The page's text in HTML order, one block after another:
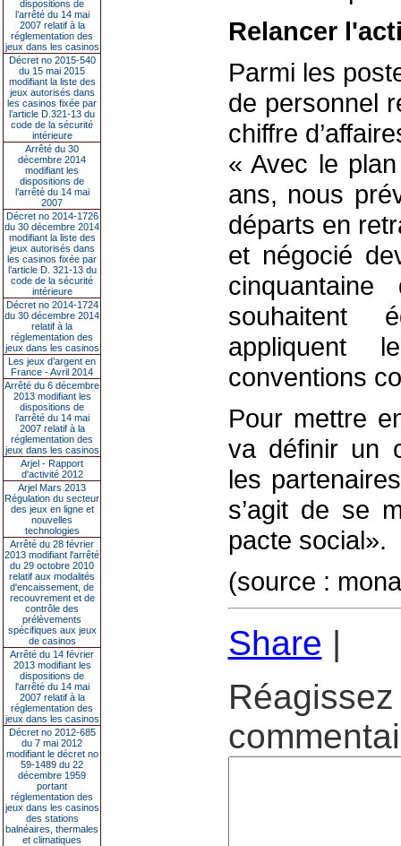
dispositions de
l’arrêté du 14 mai
2007 relatif à la
réglementation des
jeux dans les casinos
Décret no 2015-540
du 15 mai 2015
modifiant la liste des
jeux autorisés dans
les casinos fixée par
l’article D.321-13 du
code de la sécurité
intérieure
Arrêté du 30
décembre 2014
modifiant les
dispositions de
l’arrêté du 14 mai
2007
Décret no 2014-1726
du 30 décembre 2014
modifiant la liste des
jeux autorisés dans
les casinos fixée par
l’article D. 321-13 du
code de la sécurité
intérieure
Décret no 2014-1724
du 30 décembre 2014
relatif à la
réglementation des
jeux dans les casinos
Les jeux d’argent en
France - Avril 2014
Arrêté du 6 décembre
2013 modifiant les
dispositions de
l’arrêté du 14 mai
2007 relatif à la
réglementation des
jeux dans les casinos
Arjel - Rapport
d'activité 2012
Arjel Mars 2013
Régulation du secteur
des jeux en ligne et
nouvelles
technologies
Arrêté du 28 février
2013 modifiant l'arrêté
du 29 octobre 2010
relatif aux modalités
d'encaissement, de
recouvrement et de
contrôle des
prélèvements
spécifiques aux jeux
de casinos
Arrêté du 14 février
2013 modifiant les
dispositions de
l'arrêté du 14 mai
2007 relatif à la
réglementation des
jeux dans les casinos
Décret no 2012-685
du 7 mai 2012
modifiant le décret no
59-1489 du 22
décembre 1959
portant
réglementation des
jeux dans les casinos
des stations
balnéaires, thermales
et climatiques
Relancer
Parmi les
de personnel
chiffre
« Avec le
ans, nous
départs en
et négocié
souhaitent
appliquent
conventions
Pour mettre
va définir un
les
s’agit de se
pacte social».
(source :
Share |